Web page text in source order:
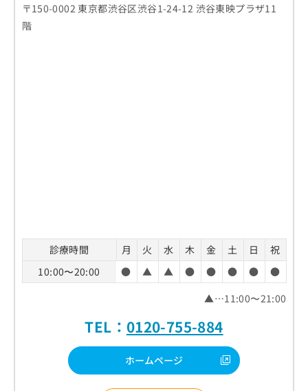
〒150-0002 東京都渋谷区渋谷1-24-12 渋谷東映プラザ11
階
診療時間 月 火 水 木 金 土 日
祝
10:00〜20:00
● ▲ ▲ ● ● ● ●
●
▲…11:00〜21:00
TEL： 0120-755-884
ホームページ